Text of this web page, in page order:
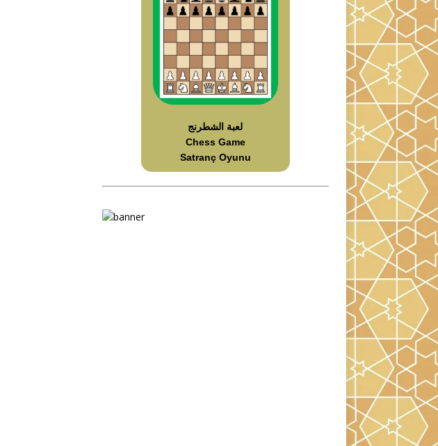
لعبة الشطرنج
Chess Game
Satranç Oyunu